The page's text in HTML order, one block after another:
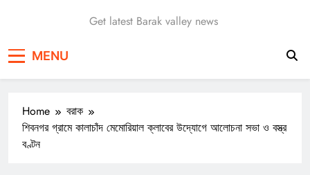
Barak Taranga
Get latest Barak valley news
MENU
Home
বরাক
শিবনগর গ্রামে কালাচাঁদ মেমোরিয়াল ক্লাবের উদ্যোগে আলোচনা সভা ও বস্ত্র
বণ্টন